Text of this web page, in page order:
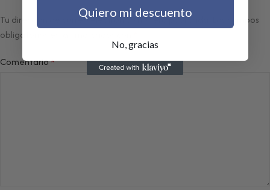
Tu dirección de correo electrónico no será publicada.
Los campos
obligatorios están marcados con
Comentario*
Quiero mi descuento
No, gracias